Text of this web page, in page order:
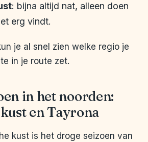
: bijna altijd nat, alleen doen
erg vindt.
je al snel zien welke regio je
in je route zet.
in het noorden:
en Tayrona
kust is het droge seizoen van